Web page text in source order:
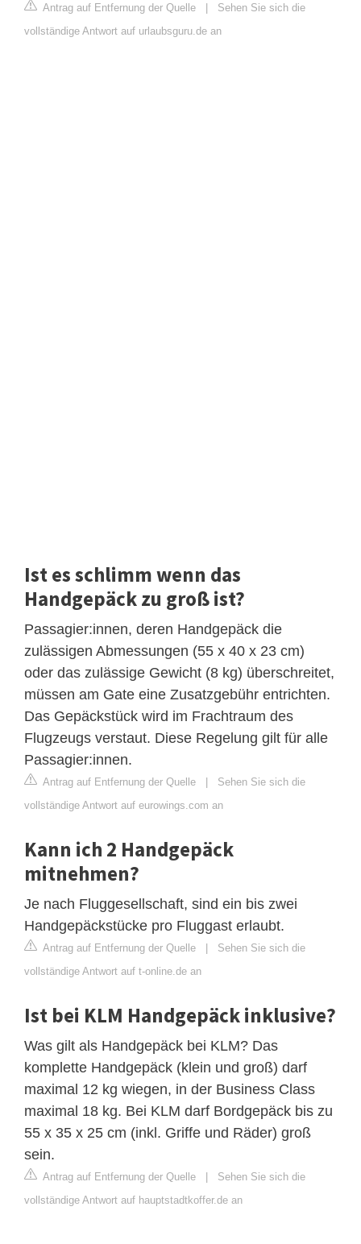
Antrag auf Entfernung der Quelle | Sehen Sie sich die
vollständige Antwort auf urlaubsguru.de an
Ist es schlimm wenn das
Handgepäck zu groß ist?
Passagier:innen, deren Handgepäck die
zulässigen Abmessungen (55 x 40 x 23 cm)
oder das zulässige Gewicht (8 kg) überschreitet,
müssen am Gate eine Zusatzgebühr entrichten.
Das Gepäckstück wird im Frachtraum des
Flugzeugs verstaut. Diese Regelung gilt für alle
Passagier:innen.
Antrag auf Entfernung der Quelle | Sehen Sie sich die
vollständige Antwort auf eurowings.com an
Kann ich 2 Handgepäck
mitnehmen?
Je nach Fluggesellschaft, sind ein bis zwei
Handgepäckstücke pro Fluggast erlaubt.
Antrag auf Entfernung der Quelle | Sehen Sie sich die
vollständige Antwort auf t-online.de an
Ist bei KLM Handgepäck inklusive?
Was gilt als Handgepäck bei KLM? Das
komplette Handgepäck (klein und groß) darf
maximal 12 kg wiegen, in der Business Class
maximal 18 kg. Bei KLM darf Bordgepäck bis zu
55 x 35 x 25 cm (inkl. Griffe und Räder) groß
sein.
Antrag auf Entfernung der Quelle | Sehen Sie sich die
vollständige Antwort auf hauptstadtkoffer.de an